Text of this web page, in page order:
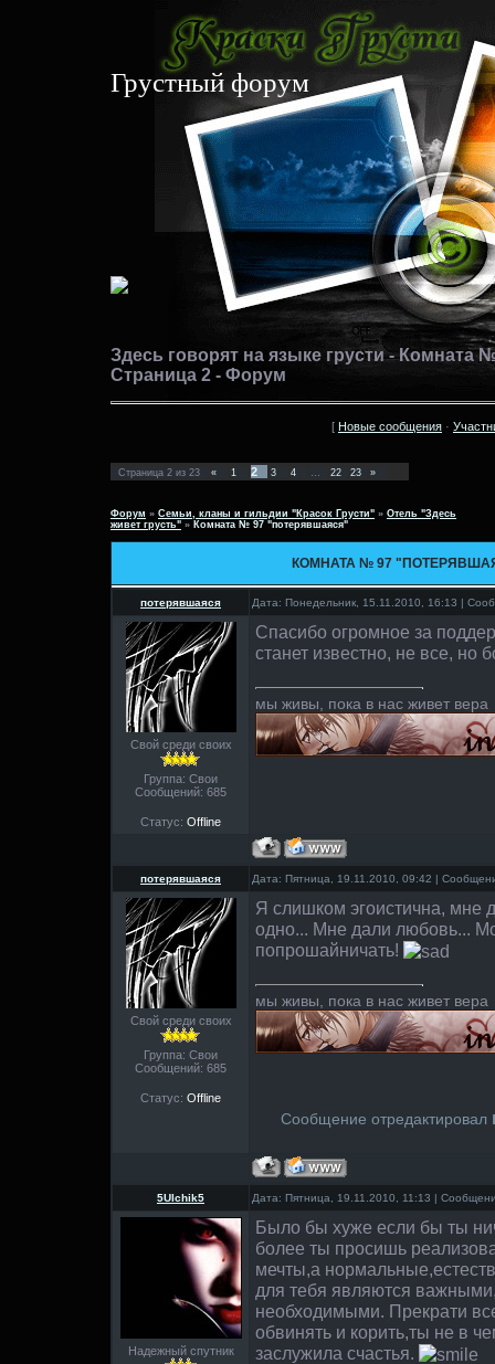
Грустный форум
Здесь говорят на языке грусти - Комната
Страница 2 - Форум
[ Новые сообщения ·
Страница 2 из 23 « 1 2 3 4 22 23 »
Форум » Семьи, кланы и гильдии "Красок Грусти" » Отель "Здесь
живет грусть" » Комната № 97 "потерявшаяся"
КОМНАТА № 97
потерявшаяся Дата: Понедельник, 15.11.2010, 16:13 |
Свой среди своих
Группа: Свои
Сообщений: 685
Статус: Offline
Спасибо огромное за
станет известно, не все, но
мы живы, пока в нас живет вера
потерявшаяся Дата: Пятница, 19.11.2010, 09:42 |
Свой среди своих
Группа: Свои
Сообщений: 685
Статус: Offline
Я слишком эгоистична, мне
одно... Мне дали любовь...
попрошайничать!
мы живы, пока в нас живет вера
Сообщение отредактировал
5Ulchik5 Дата: Пятница, 19.11.2010, 11:13 |
Надежный спутник
Было бы хуже если бы ты
более ты просишь
мечты,а
для тебя являются
необходимыми. Прекрати
обвинять и корить,ты не в
заслужила счастья.